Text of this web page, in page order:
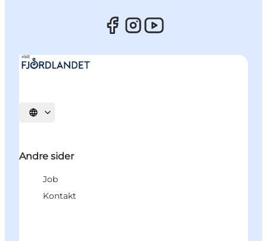
Vælg sprog
Andre sider
Job
Kontakt